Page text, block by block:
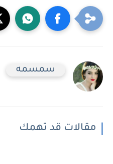
سمسمه
مقالات قد تهمك